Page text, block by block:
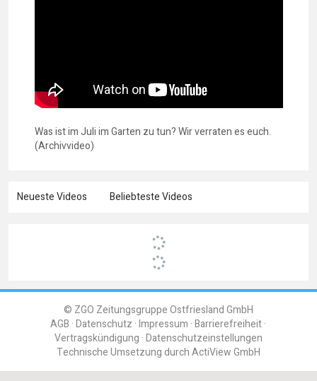
Was ist im Juli im Garten zu tun? Wir verraten es euch.
(Archivvideo)
Neueste Videos Beliebteste Videos
© ZGO Zeitungsgruppe Ostfriesland GmbH
AGB Datenschutz Impressum Barrierefreiheit
Vertragskündigung Datenschutzeinstellungen
Technische Umsetzung durchActiView GmbH